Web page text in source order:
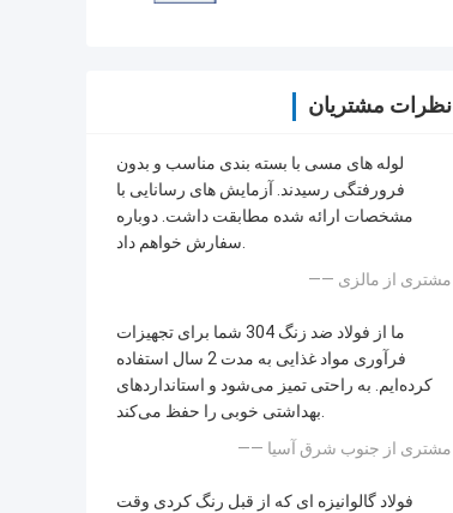
نظرات مشتریان
لوله های مسی با بسته بندی مناسب و بدون
فرورفتگی رسیدند. آزمایش های رسانایی با
مشخصات ارائه شده مطابقت داشت. دوباره
سفارش خواهم داد.
—— مشتری از مالزی
ما از فولاد ضد زنگ 304 شما برای تجهیزات
فرآوری مواد غذایی به مدت 2 سال استفاده
کرده‌ایم. به راحتی تمیز می‌شود و استانداردهای
بهداشتی خوبی را حفظ می‌کند.
—— مشتری از جنوب شرق آسیا
فولاد گالوانیزه ای که از قبل رنگ کردی وقت